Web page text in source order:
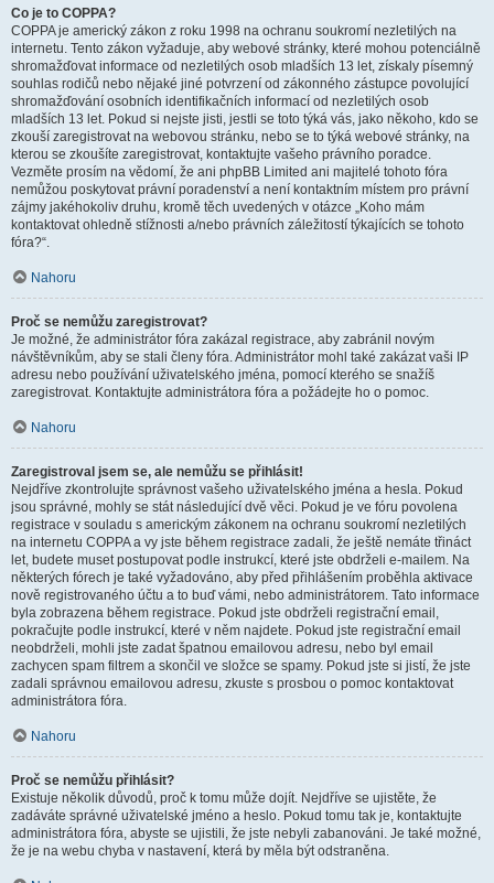
Co je to COPPA?
COPPA je americký zákon z roku 1998 na ochranu soukromí nezletilých na
internetu. Tento zákon vyžaduje, aby webové stránky, které mohou potenciálně
shromažďovat informace od nezletilých osob mladších 13 let, získaly písemný
souhlas rodičů nebo nějaké jiné potvrzení od zákonného zástupce povolující
shromažďování osobních identifikačních informací od nezletilých osob
mladších 13 let. Pokud si nejste jisti, jestli se toto týká vás, jako někoho, kdo se
zkouší zaregistrovat na webovou stránku, nebo se to týká webové stránky, na
kterou se zkoušíte zaregistrovat, kontaktujte vašeho právního poradce.
Vezměte prosím na vědomí, že ani phpBB Limited ani majitelé tohoto fóra
nemůžou poskytovat právní poradenství a není kontaktním místem pro právní
zájmy jakéhokoliv druhu, kromě těch uvedených v otázce „Koho mám
kontaktovat ohledně stížnosti a/nebo právních záležitostí týkajících se tohoto
fóra?“.
Nahoru
Proč se nemůžu zaregistrovat?
Je možné, že administrátor fóra zakázal registrace, aby zabránil novým
návštěvníkům, aby se stali členy fóra. Administrátor mohl také zakázat vaši IP
adresu nebo používání uživatelského jména, pomocí kterého se snažíš
zaregistrovat. Kontaktujte administrátora fóra a požádejte ho o pomoc.
Nahoru
Zaregistroval jsem se, ale nemůžu se přihlásit!
Nejdříve zkontrolujte správnost vašeho uživatelského jména a hesla. Pokud
jsou správné, mohly se stát následující dvě věci. Pokud je ve fóru povolena
registrace v souladu s americkým zákonem na ochranu soukromí nezletilých
na internetu COPPA a vy jste během registrace zadali, že ještě nemáte třináct
let, budete muset postupovat podle instrukcí, které jste obdrželi e-mailem. Na
některých fórech je také vyžadováno, aby před přihlášením proběhla aktivace
nově registrovaného účtu a to buď vámi, nebo administrátorem. Tato informace
byla zobrazena během registrace. Pokud jste obdrželi registrační email,
pokračujte podle instrukcí, které v něm najdete. Pokud jste registrační email
neobdrželi, mohli jste zadat špatnou emailovou adresu, nebo byl email
zachycen spam filtrem a skončil ve složce se spamy. Pokud jste si jistí, že jste
zadali správnou emailovou adresu, zkuste s prosbou o pomoc kontaktovat
administrátora fóra.
Nahoru
Proč se nemůžu přihlásit?
Existuje několik důvodů, proč k tomu může dojít. Nejdříve se ujistěte, že
zadáváte správné uživatelské jméno a heslo. Pokud tomu tak je, kontaktujte
administrátora fóra, abyste se ujistili, že jste nebyli zabanováni. Je také možné,
že je na webu chyba v nastavení, která by měla být odstraněna.